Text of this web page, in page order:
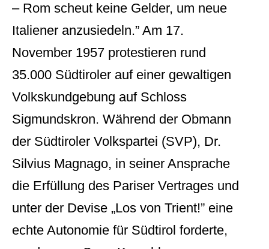
– Rom scheut keine Gelder, um neue
Italiener anzusiedeln.” Am 17.
November 1957 protestieren rund
35.000 Südtiroler auf einer gewaltigen
Volkskundgebung auf Schloss
Sigmundskron. Während der Obmann
der Südtiroler Volkspartei (SVP), Dr.
Silvius Magnago, in seiner Ansprache
die Erfüllung des Pariser Vertrages und
unter der Devise „Los von Trient!” eine
echte Autonomie für Südtirol forderte,